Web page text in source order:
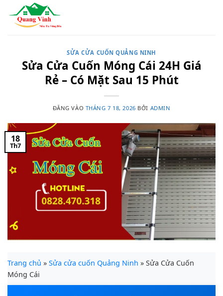
qua
SỬA CỬA CUỐN QUẢNG NINH
Sửa Cửa Cuốn Móng Cái 24H Giá
Rẻ – Có Mặt Sau 15 Phút
ĐĂNG VÀO THÁNG 7 18, 2026 BỞI ADMIN
18
Th7
Trang chủ » Sửa cửa cuốn Quảng Ninh » Sửa Cửa Cuốn
Móng Cái